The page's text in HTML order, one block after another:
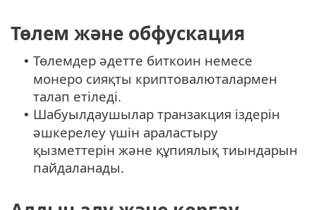
Төлем және обфускация
• Төлемдер әдетте биткоин немесе
монеро сияқты криптовалюталармен
талап етіледі.
• Шабуылдаушылар транзакция іздерін
әшкерелеу үшін араластыру
қызметтерін және құпиялық тиындарын
пайдаланады.